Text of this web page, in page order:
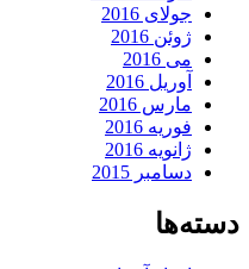
جولای 2016
ژوئن 2016
می 2016
آوریل 2016
مارس 2016
فوریه 2016
ژانویه 2016
دسامبر 2015
دسته‌ها